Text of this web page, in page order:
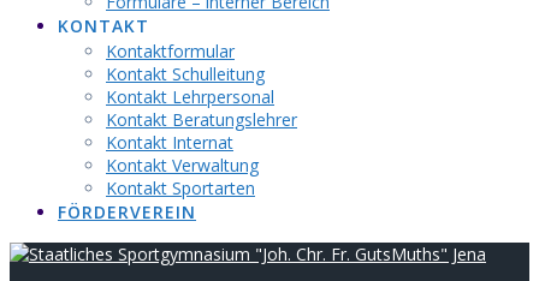
KONTAKT
Kontaktformular
Kontakt Schulleitung
Kontakt Lehrpersonal
Kontakt Beratungslehrer
Kontakt Internat
Kontakt Verwaltung
Kontakt Sportarten
FÖRDERVEREIN